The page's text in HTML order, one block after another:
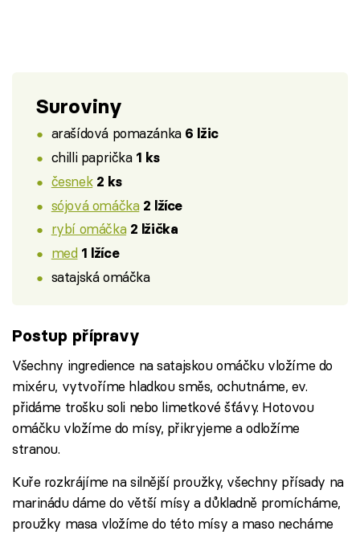
Suroviny
arašídová pomazánka 6 lžic
chilli paprička 1 ks
česnek 2 ks
sójová omáčka 2 lžíce
rybí omáčka 2 lžička
med 1 lžíce
satajská omáčka
Postup přípravy
Všechny ingredience na satajskou omáčku vložíme do
mixéru, vytvoříme hladkou směs, ochutnáme, ev.
přidáme trošku soli nebo limetkové šťávy. Hotovou
omáčku vložíme do mísy, přikryjeme a odložíme
stranou.
Kuře rozkrájíme na silnější proužky, všechny přísady na
marinádu dáme do větší mísy a důkladně promícháme,
proužky masa vložíme do této mísy a maso necháme